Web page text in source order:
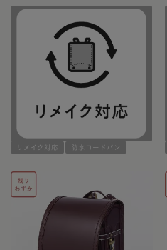
リメイク対応 防水コードバン